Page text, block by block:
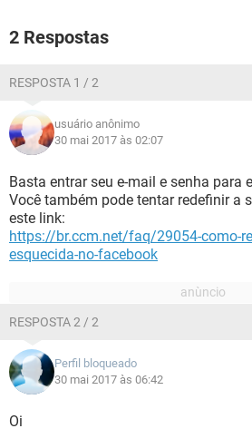
2 Respostas
RESPOSTA 1 / 2
usuário anônimo
30 mai 2017 às 02:07
Basta entrar seu e-mail e senha para
Você também pode tentar redefinir a
este link:
https://br.ccm.net/faq/29054-como-
esquecida-no-facebook
RESPOSTA 2 / 2
Perfil bloqueado
30 mai 2017 às 06:42
Oi